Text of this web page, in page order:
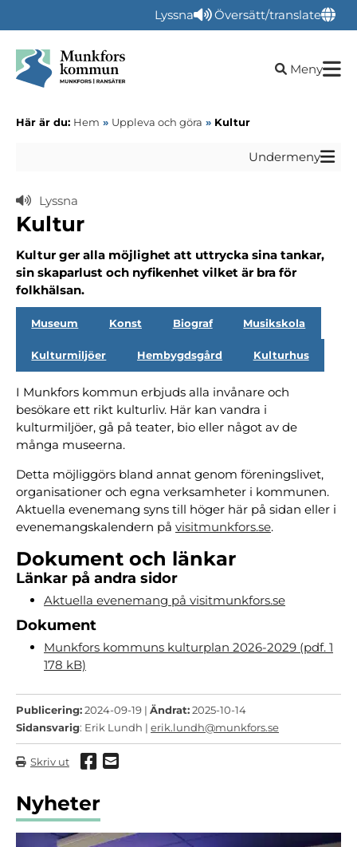
Lyssna Översätt/translate
Öppna
Meny
Här är du: Hem » Uppleva och göra » Kultur
Undermeny
Lyssna
Kultur
Kultur ger alla möjlighet att uttrycka sina tankar,
sin skaparlust och nyfikenhet vilket är bra för
folkhälsan.
Museum Konst Biograf Musikskola
Kulturmiljöer Hembygdsgård Kulturhus
I Munkfors kommun erbjuds alla invånare och
besökare ett rikt kulturliv. Här kan vandra i
kulturmiljöer, gå på teater, bio eller något av de
många museerna.
Detta möjliggörs bland annat genom föreningslivet,
organisationer och egna verksamheter i kommunen.
Aktuella evenemang syns till höger här på sidan eller i
evenemangskalendern på visitmunkfors.se.
Dokument och länkar
Länkar på andra sidor
Aktuella evenemang på visitmunkfors.se
Dokument
Munkfors kommuns kulturplan 2026-2029 (pdf. 1
178 kB)
Publicering:2024-09-19 | Ändrat:2025-10-14
Sidansvarig: Erik Lundh | erik.lundh@munkfors.se
Skriv ut Dela via Facebook
Dela via mail
Nyheter